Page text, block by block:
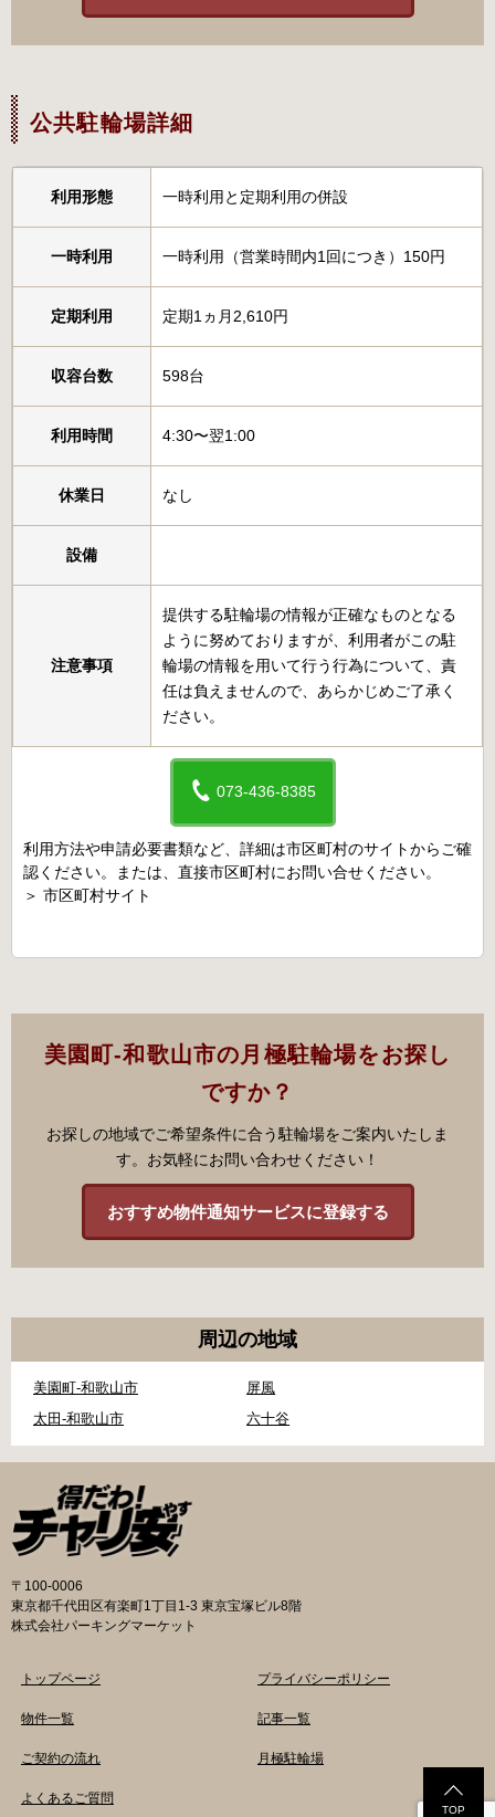
公共駐輪場詳細
利用形態 一時利用と定期利用の併設
一時利用 一時利用（営業時間内1回につき）150円
定期利用 定期1ヵ月2,610円
収容台数 598台
利用時間 4:30〜翌1:00
休業日 なし
設備
注意事項
提供する駐輪場の情報が正確なものとなる
ように努めておりますが、利用者がこの駐
輪場の情報を用いて行う行為について、責
任は負えませんので、あらかじめご了承く
ださい。
073-436-8385
利用方法や申請必要書類など、詳細は市区町村のサイトからご確
認ください。または、直接市区町村にお問い合せください。
＞ 市区町村サイト
美園町-和歌山市の月極駐輪場をお探し
ですか？
お探しの地域でご希望条件に合う駐輪場をご案内いたしま
す。お気軽にお問い合わせください！
おすすめ物件通知サービスに登録する
周辺の地域
美園町-和歌山市
屏風
太田-和歌山市
六十谷
〒100-0006
東京都千代田区有楽町1丁目1-3 東京宝塚ビル8階
株式会社パーキングマーケット
トップページ
物件一覧
ご契約の流れ
よくあるご質問
プライバシーポリシー
記事一覧
月極駐輪場
TOP